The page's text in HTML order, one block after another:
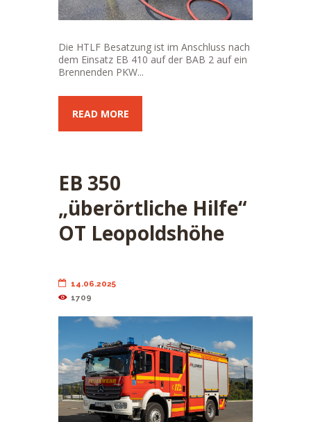
Die HTLF Besatzung ist im Anschluss nach
dem Einsatz EB 410 auf der BAB 2 auf ein
Brennenden PKW...
READ MORE
EB 350
„überörtliche Hilfe“
OT Leopoldshöhe
14.06.2025
1709